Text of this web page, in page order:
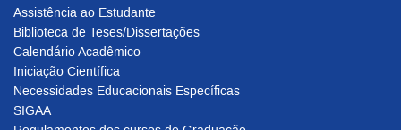
Assistência ao Estudante
Biblioteca de Teses/Dissertações
Calendário Acadêmico
Iniciação Científica
Necessidades Educacionais Específicas
SIGAA